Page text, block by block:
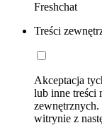
Freshchat
Treści
Akceptacja
lub inne treści
witrynie z